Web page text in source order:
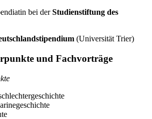
bei derStudienstiftung des
(Universität Trier)
und Fachvorträge